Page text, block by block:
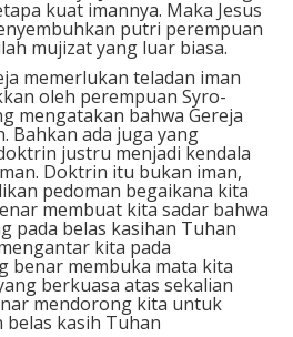
kuat imannya. Maka Jesus
putri perempuan
mujizat yang luar biasa.
memerlukan teladan iman
oleh perempuan Syro-
mengatakan bahwa Gereja
Bahkan ada juga yang
justru menjadi kendala
Doktrin itu bukan iman,
pedoman begaikana kita
membuat kita sadar bahwa
pada belas kasihan Tuhan
kita pada
benar membuka mata kita
berkuasa atas sekalian
mendorong kita untuk
kasih Tuhan